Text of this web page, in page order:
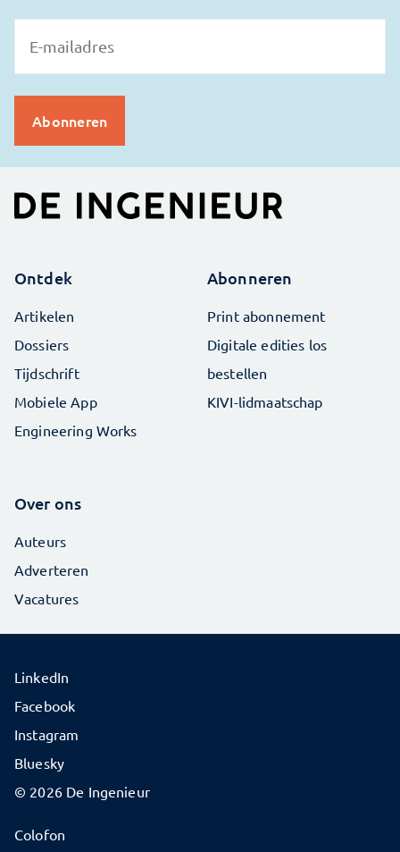
Ontdek
Artikelen
Dossiers
Tijdschrift
Mobiele App
Engineering Works
Abonneren
Print abonnement
Digitale edities los
bestellen
KIVI-lidmaatschap
Over ons
Auteurs
Adverteren
Vacatures
© 2026 De Ingenieur
Colofon
LinkedIn
Facebook
Instagram
Bluesky